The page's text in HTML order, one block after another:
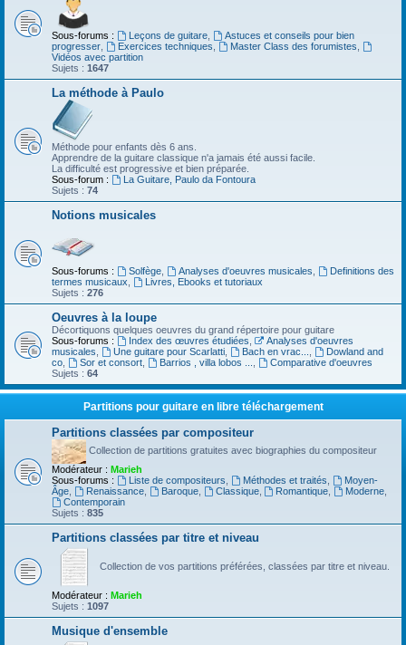
Sous-forums : Leçons de guitare,
Astuces et conseils pour bien
progresser
Exercices techniques Master Class des forumistes
Vidéos avec partition
Sujets : 1647
La méthode à Paulo
Méthode pour enfants dès 6 ans.
Apprendre de la guitare classique n'a jamais été aussi facile.
La difficulté est progressive et bien préparée.
Sous-forum :
La Guitare, Paulo da Fontoura
Sujets : 74
Notions musicales
Sous-forums : Solfège, Analyses d'oeuvres musicales
Definitions des
termes musicaux
Livres, Ebooks et tutoriaux
Sujets : 276
Oeuvres à la loupe
Décortiquons quelques oeuvres du grand répertoire pour guitare
Sous-forums :
Index des œuvres étudiées
Analyses d'oeuvres
musicales
Une guitare pour Scarlatti, Bach en vrac...
Dowland and
co
Sor et consort, Barrios , villa lobos ...
Comparative d'oeuvres
Sujets : 64
Partitions pour guitare en libre téléchargement
Partitions classées par compositeur
Collection de partitions gratuites avec biographies du compositeur
Modérateur : Marieh
Sous-forums :
Liste de compositeurs Méthodes et traités
Moyen-
Âge
Renaissance, Baroque, Classique, Romantique Moderne
Contemporain
Sujets : 835
Partitions classées par titre et niveau
Collection de vos partitions préférées, classées par titre et niveau.
Modérateur : Marieh
Sujets : 1097
Musique d'ensemble